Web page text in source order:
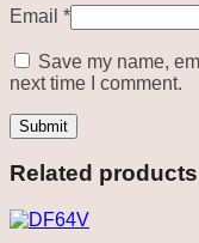
Email *
Save my name,
next time I comment.
Related products